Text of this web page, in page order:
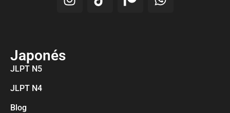
Japonés
JLPT N5
JLPT N4
Blog